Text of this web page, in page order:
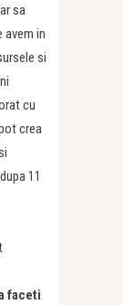
sa
avem in
si
cu
crea
11
faceti